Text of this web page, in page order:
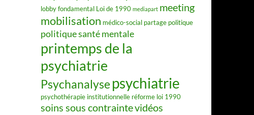
lobby fondamental Loi de 1990 mediapart meeting
mobilisation médico-social partage politique
politique santé mentale
printemps de la
psychiatrie
Psychanalyse psychiatrie
psychothérapie institutionnelle réforme loi 1990
soins sous contraintevidéos